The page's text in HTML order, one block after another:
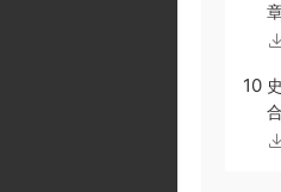
10